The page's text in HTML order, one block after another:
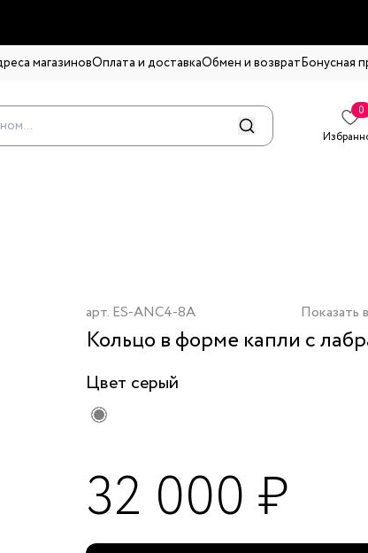
магазиновОплата и доставкаОбмен и возвратБонусная
0
арт. ES-ANC4-8A Показать
Кольцо в форме капли с
Цвет серый
32 000 ₽